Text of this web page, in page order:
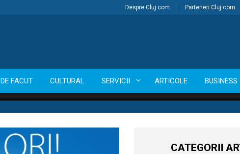
Despre Cluj.com Parteneri Cluj.com
DE FACUT CULTURAL SERVICII ARTICOLE BUSINESS
CATEGORII